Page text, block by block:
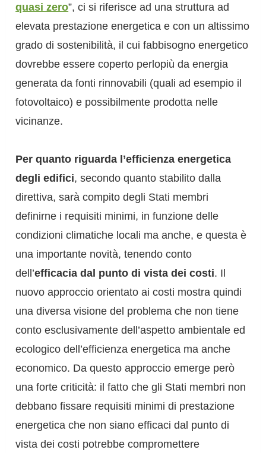
quasi zero”, ci si riferisce ad una struttura ad
elevata prestazione energetica e con un altissimo
grado di sostenibilità, il cui fabbisogno energetico
dovrebbe essere coperto perlopiù da energia
generata da fonti rinnovabili (quali ad esempio il
fotovoltaico) e possibilmente prodotta nelle
vicinanze.
Per quanto riguarda l’efficienza energetica
degli edifici, secondo quanto stabilito dalla
direttiva, sarà compito degli Stati membri
definirne i requisiti minimi, in funzione delle
condizioni climatiche locali ma anche, e questa è
una importante novità, tenendo conto
dell’efficacia dal punto di vista dei costi. Il
nuovo approccio orientato ai costi mostra quindi
una diversa visione del problema che non tiene
conto esclusivamente dell’aspetto ambientale ed
ecologico dell’efficienza energetica ma anche
economico. Da questo approccio emerge però
una forte criticità: il fatto che gli Stati membri non
debbano fissare requisiti minimi di prestazione
energetica che non siano efficaci dal punto di
vista dei costi potrebbe compromettere